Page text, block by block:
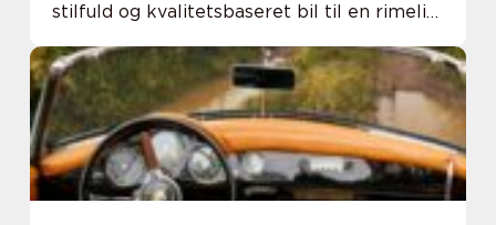
stilfuld og kvalitetsbaseret bil til en rimelig
af verdens førende bilproduce...